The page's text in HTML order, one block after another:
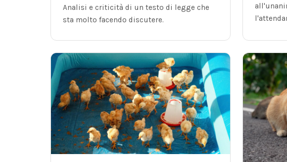
Analisi e criticità di un testo di legge che
sta molto facendo discutere.